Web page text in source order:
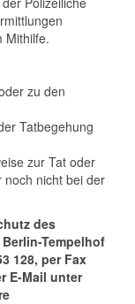
Mithilfe.
zu den
Tatbegehung
zur Tat oder
noch nicht bei der
des
Tempelhof
128, per Fax
E-Mail unter